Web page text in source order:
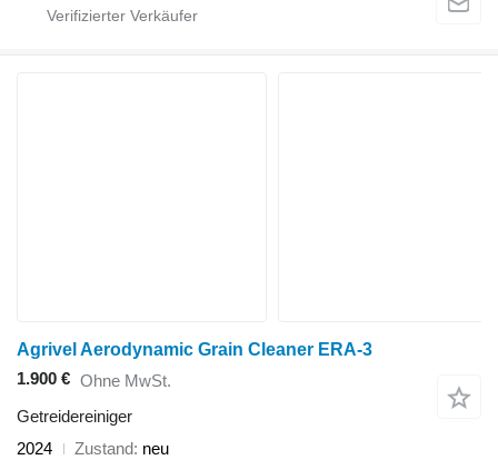
Agrivel Aerodynamic Grain Cleaner ERA-3
1.900 € Ohne MwSt.
Getreidereiniger
2024
Zustand neu